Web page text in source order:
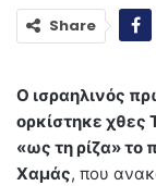
Share
Ο ισραηλινός
ορκίστηκε χθες
«ως τη ρίζα» το
Χαμάς, που